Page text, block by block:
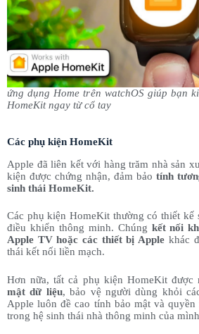
ứng dụng Home trên watchOS giúp bạn
HomeKit ngay từ cổ tay
Các phụ kiện HomeKit
Apple đã liên kết với hàng trăm nhà sản
kiện được chứng nhận, đảm bảo tính
sinh thái HomeKit.
Các phụ kiện HomeKit thường có thiết kế
điều khiển thông minh. Chúng kết nối
Apple TV hoặc các thiết bị Apple khác
thái kết nối liền mạch.
Hơn nữa, tất cả phụ kiện HomeKit được
mật dữ liệu, bảo vệ người dùng khỏi
Apple luôn đề cao tính bảo mật và
trong hệ sinh thái nhà thông minh của